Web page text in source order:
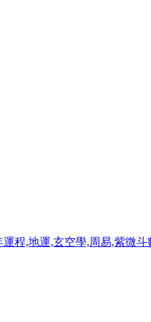
程,地運,玄空學,周易,紫微